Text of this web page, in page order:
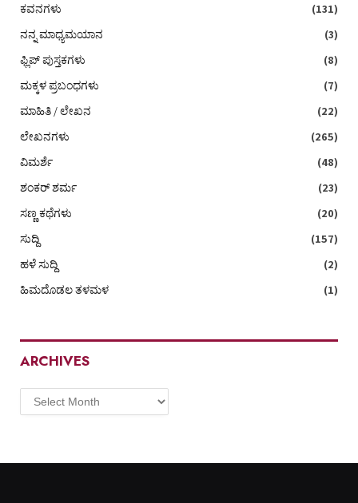
ಕವನಗಳು
(131)
ನನ್ನ ಮಾಧ್ಯಮಯಾನ
(3)
ಫ್ಲಿಪ್ ಪುಸ್ತಕಗಳು
(8)
ಮಕ್ಕಳ ಪ್ರಬಂಧಗಳು
(7)
ಮಾಹಿತಿ / ಲೇಖನ
(22)
ಲೇಖನಗಳು
(265)
ವಿಮರ್ಶೆ
(48)
ಶಂಕರ್ ಶರ್ಮ
(23)
ಸಣ್ಣ ಕಥೆಗಳು
(20)
ಸುದ್ದಿ
(157)
ಹಳೆ ಸುದ್ದಿ
(2)
ಹಿಮದೊಡಲ ತಳಮಳ
(1)
ARCHIVES
Archives